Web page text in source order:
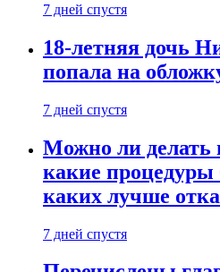
7 дней спустя
18-летняя дочь
попала на
7 дней спустя
Можно ли делать
какие процедуры
каких лучше
7 дней спустя